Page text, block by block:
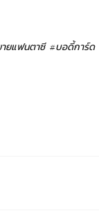
ยแฟนตาซี #บอดี้การ์ด